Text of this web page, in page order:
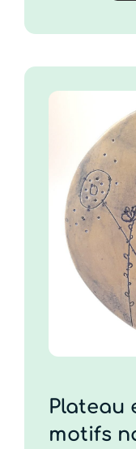
Plateau
motifs